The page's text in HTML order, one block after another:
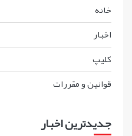
خانه
اخبار
کليپ
قوانين و مقررات
جدیدترین اخبار